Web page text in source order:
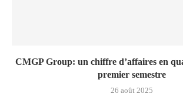
CMGP Group: un chiffre d’affaires en
premier semestre
26 août 2025